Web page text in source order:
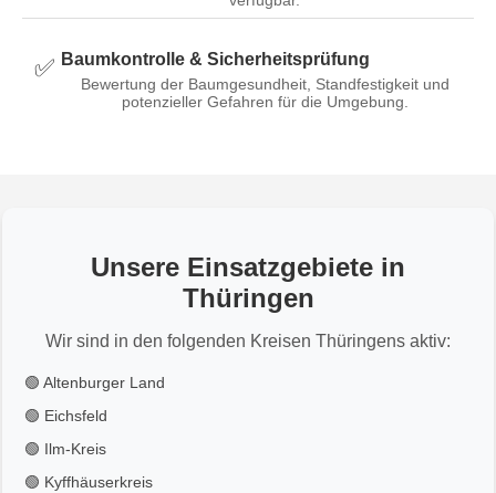
✅ Baumkontrolle & Sicherheitsprüfung
Bewertung der Baumgesundheit, Standfestigkeit und
potenzieller Gefahren für die Umgebung.
Unsere Einsatzgebiete in
Thüringen
Wir sind in den folgenden Kreisen Thüringens aktiv:
🟢 Altenburger Land
🟢 Eichsfeld
🟢 Ilm-Kreis
🟢 Kyffhäuserkreis